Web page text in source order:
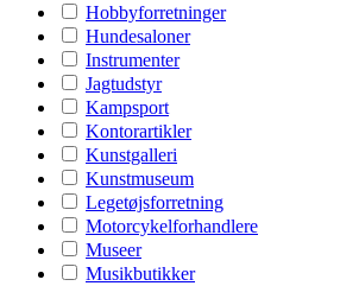
Hobbyforretninger
Hundesaloner
Instrumenter
Jagtudstyr
Kampsport
Kontorartikler
Kunstgalleri
Kunstmuseum
Legetøjsforretning
Motorcykelforhandlere
Museer
Musikbutikker